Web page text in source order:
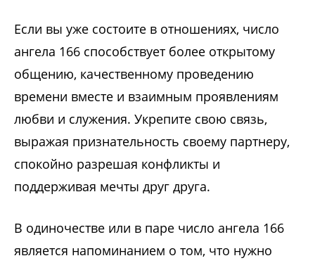
Если вы уже состоите в отношениях, число
ангела 166 способствует более открытому
общению, качественному проведению
времени вместе и взаимным проявлениям
любви и служения. Укрепите свою связь,
выражая признательность своему партнеру,
спокойно разрешая конфликты и
поддерживая мечты друг друга.
В одиночестве или в паре число ангела 166
является напоминанием о том, что нужно